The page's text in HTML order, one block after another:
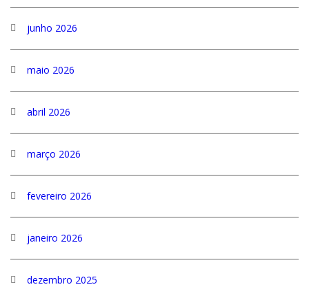
junho 2026
maio 2026
abril 2026
março 2026
fevereiro 2026
janeiro 2026
dezembro 2025